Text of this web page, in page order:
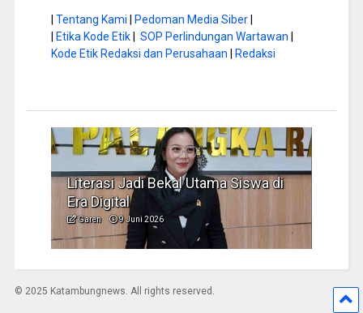
Tentang Kami Pedoman Media Siber|
Etika Kode Etik| SOP Perlindungan Wartawan
Kode Etik Redaksi dan Perusahaan
Redaksi
Literasi Jadi Bekal Utama Siswa di
Era Digital
Garen 9 Juni 2026
© 2025 Katambungnews. All rights reserved.